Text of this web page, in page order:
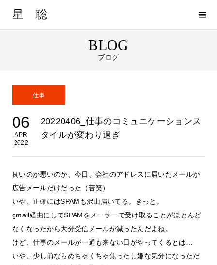
星 聡
BLOG
ブログ
仕事
06
APR
2022
20220406_仕事のコミュニケーションス
タイルが変わり過ぎ
良いのか悪いのか、今日、会社のアドレスに届いたメールが
広告メールだけだった（苦笑）
いや、正確にはSPAMも沢山届いてる。きっと。
gmail経由にしてSPAMをメーラーで受け取ることがほとんど
なくなったから大分受信メールが減ったんだよね。
けど、仕事のメールが一通も来ない日がやってくるとは…
いや、少し前ならめちゃくちゃ焦ったし嫌な気分になっただ